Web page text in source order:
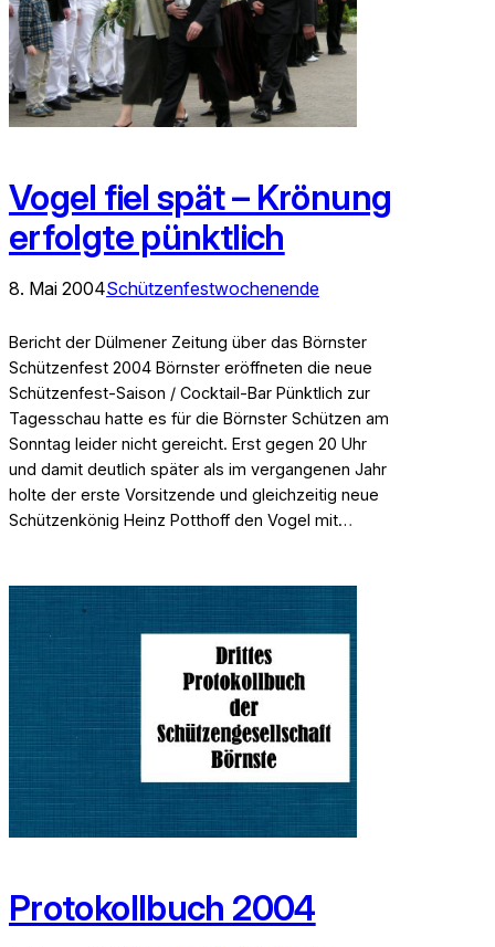
Vogel fiel spät – Krönung
erfolgte pünktlich
8. Mai 2004Schützenfestwochenende
Bericht der Dülmener Zeitung über das Börnster
Schützenfest 2004 Börnster eröffneten die neue
Schützenfest-Saison / Cocktail-Bar Pünktlich zur
Tagesschau hatte es für die Börnster Schützen am
Sonntag leider nicht gereicht. Erst gegen 20 Uhr
und damit deutlich später als im vergangenen Jahr
holte der erste Vorsitzende und gleichzeitig neue
Schützenkönig Heinz Potthoff den Vogel mit…
Protokollbuch 2004